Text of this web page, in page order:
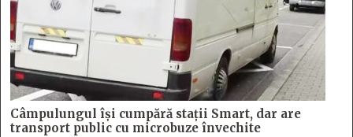
Câmpulungul îşi cumpără staţii Smart, dar are
transport public cu microbuze învechite